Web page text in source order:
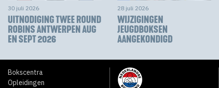
30 juli 2026
UITNODIGING TWEE ROUND
ROBINS ANTWERPEN AUG
EN SEPT 2026
28 juli 2026
WIJZIGINGEN
JEUGDBOKSEN
AANGEKONDIGD
Bokscentra
Opleidingen